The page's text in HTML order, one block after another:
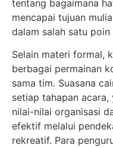
tentang bagaimana
mencapai tujuan
dalam salah satu
Selain materi formal,
berbagai permainan
sama tim. Suasana
setiap tahapan
nilai-nilai organisasi
efektif melalui
rekreatif. Para